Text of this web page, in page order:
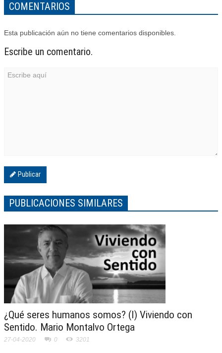
COMENTARIOS
Esta publicación aún no tiene comentarios disponibles.
Escribe un comentario.
Publicar
PUBLICACIONES SIMILARES
¿Qué seres humanos somos? (I) Viviendo con
Sentido. Mario Montalvo Ortega
27-04-2020 0 3201